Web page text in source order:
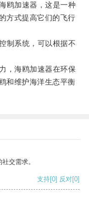
加速器，这是一种
方式提高它们的飞行
系统，可以根据不
海鸥加速器在环保
和维护海洋生态平衡
交需求。
支持[0] 反对[0]